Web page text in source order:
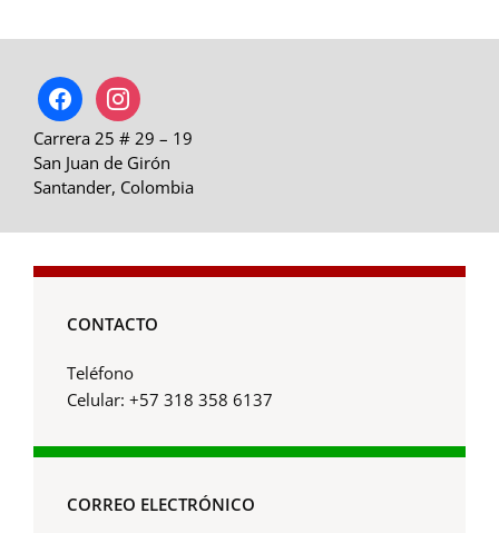
facebookinstagram
Carrera 25 # 29 – 19
San Juan de Girón
Santander, Colombia
CONTACTO
Teléfono
Celular: +57 318 358 6137
CORREO ELECTRÓNICO